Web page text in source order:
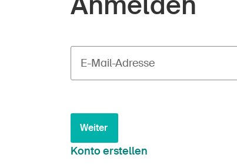
E-Mail-Adresse
Weiter
Konto erstellen